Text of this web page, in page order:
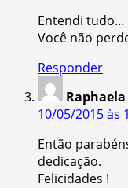
Entendi tudo…
Você não
Responder
10/05/2015 às
Então
dedicação.
Felicidades !